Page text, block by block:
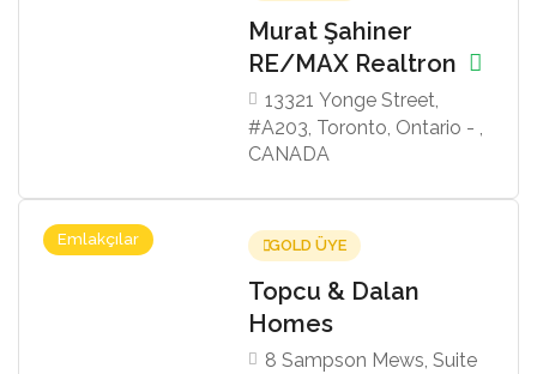
Murat Şahiner
RE/MAX Realtron
13321 Yonge Street,
#A203, Toronto, Ontario - ,
CANADA
Emlakçılar GOLD ÜYE
Topcu & Dalan
Homes
8 Sampson Mews, Suite